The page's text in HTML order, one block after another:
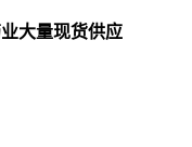
大量现货供应